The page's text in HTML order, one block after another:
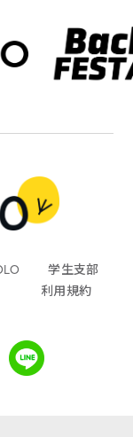
学生支部
利用規約